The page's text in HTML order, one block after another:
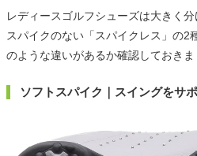
レディースゴルフシューズは大きく
スパイクのない「スパイクレス」の2
のような違いがあるか確認しておきま
ソフトスパイク｜スイングをサ